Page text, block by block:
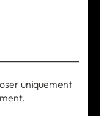
uniquement